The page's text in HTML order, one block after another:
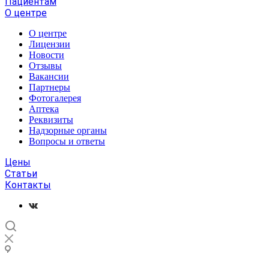
О центре
О центре
Лицензии
Новости
Отзывы
Вакансии
Партнеры
Фотогалерея
Аптека
Реквизиты
Надзорные органы
Вопросы и ответы
Цены
Статьи
Контакты